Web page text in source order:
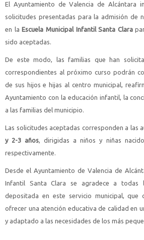
El Ayuntamiento de Valencia de Alcántara
solicitudes presentadas para la admisión de
en la Escuela Municipal Infantil Santa Clara
sido aceptadas.
De este modo, las familias que han
correspondientes al próximo curso podrán
de sus hijos e hijas al centro municipal,
Ayuntamiento con la educación infantil, la
a las familias del municipio.
Las solicitudes aceptadas corresponden a las
y 2-3 años, dirigidas a niños y niñas
respectivamente.
Desde el Ayuntamiento de Valencia de
Infantil Santa Clara se agradece a todas
depositada en este servicio municipal, que
ofrecer una atención educativa de calidad en
y adaptado a las necesidades de los más